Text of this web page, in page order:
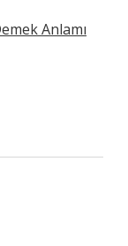
Anlamı